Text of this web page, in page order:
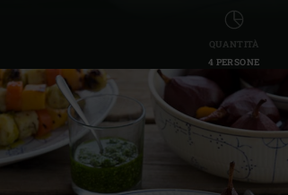
Germany | Deutschland
Greece | Ελλάδα
Hungary | Magyarország
QUANTITÀ
4 PERSONE